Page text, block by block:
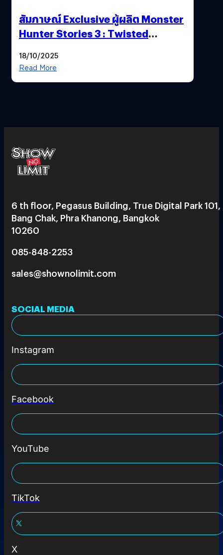
สัมภาษณ์ Exclusive ผู้ผลิต Monster
Hunter Stories 3 : Twisted
สวยฉ่ำ !
18/10/2025
Read More
6 th floor, Pegasus Building, True Digital Park 101,
Bang Chak, Phra Khanong, Bangkok
10260
085-848-2253
sales@shownolimit.com
SOCIAL MEDIA
Instagram
Facebook
YouTube
TikTok
X